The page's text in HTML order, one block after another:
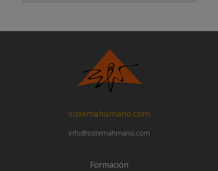
sistemahumano.com
info@sistemahmano.com
Formación